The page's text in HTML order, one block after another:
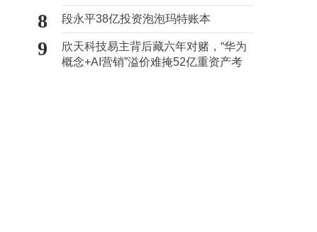
心“痛点”
8 段永平38亿投资泡泡玛特账本
9
欣天科技易主背后藏六年对赌，“华为
概念+AI营销”溢价难掩52亿重资产考